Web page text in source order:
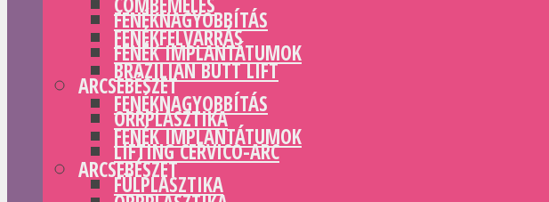
FENÉKNAGYOBBÍTÁS
FENÉK IMPLANTÁTUMOK
ARCSEBÉSZET
ORRPLASZTIKA
LIFTING CERVICO-ARC
FÜLPLASZTIKA
FENÉKFELVARRÁS
BRAZILIAN BUTT LIFT
FENÉKNAGYOBBÍTÁS
FENÉK IMPLANTÁTUMOK
ARCSEBÉSZET